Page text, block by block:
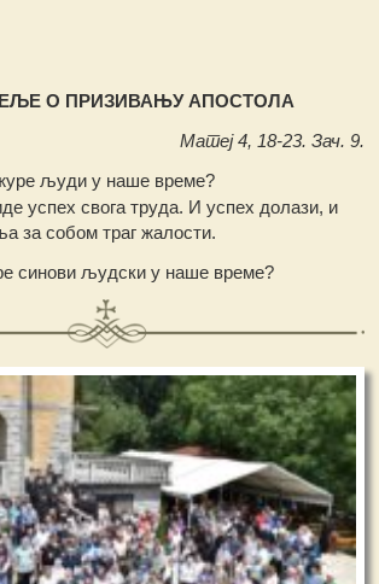
О ПРИЗИВАЊУ АПОСТОЛА
Матеј 4, 18-23. Зач. 9.
људи у наше време?
успех свога труда. И успех долази, и
за собом траг жалости.
синови људски у наше време?